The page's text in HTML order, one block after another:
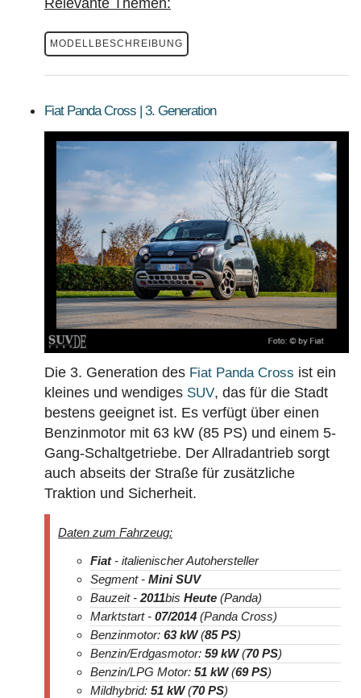
MODELLBESCHREIBUNG
Fiat Panda Cross | 3. Generation
Die 3. Generation des Fiat Panda Cross ist ein
kleines und wendiges SUV, das für die Stadt
bestens geeignet ist. Es verfügt über einen
Benzinmotor mit 63 kW (85 PS) und einem 5-
Gang-Schaltgetriebe. Der Allradantrieb sorgt
auch abseits der Straße für zusätzliche
Traktion und Sicherheit.
Daten zum Fahrzeug:
Fiat- italienischer Autohersteller
Segment - Mini SUV
Bauzeit - 2011bis Heute (Panda)
Marktstart - 07/2014 (Panda Cross)
Benzinmotor: 63 kW(85 PS)
Benzin/Erdgasmotor: 59 kW(70 PS)
Benzin/LPG Motor: 51 kW(69 PS)
Mildhybrid: 51 kW(70 PS)